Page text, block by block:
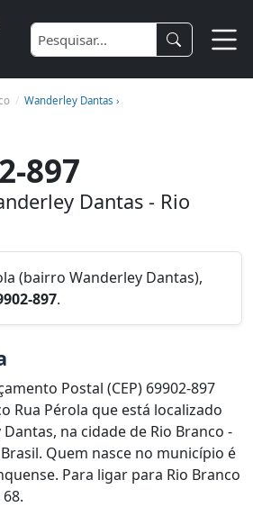
Wanderley Dantas ›
897
Dantas - Rio
(bairro Wanderley Dantas),
897.
Postal (CEP) 69902-897
Rua Pérola que está localizado
na cidade de Rio Branco -
Quem nasce no município é
Para ligar para Rio Branco